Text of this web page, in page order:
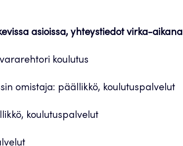
asioissa, yhteystiedot virka-aikana
koulutus
omistaja: päällikkö, koulutuspalvelut
koulutuspalvelut